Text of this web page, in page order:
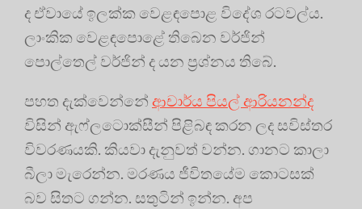
ද ඒවායේ ඉලක්ක වෙළඳපොළ විදේශ රටවල්ය.
ලාංකික වෙළඳපොළේ තිබෙන වර්ජින්
පොල්තෙල් වර්ජින් ද යන ප්‍රශ්නය තිබේ.
පහත දැක්වෙන්නේ ආචාර්ය පියල් ආරියනන්ද
විසින් ඇෆ්ලටොක්සීන් පිළිබඳ කරන ලද සවිස්තර
විවරණයකි. කියවා දැනුවත් වන්න. ගානට කාලා
බීලා මැරෙන්න. මරණය ජීවිතයේම කොටසක්
බව සිතට ගන්න. සතුටින් ඉන්න. අප